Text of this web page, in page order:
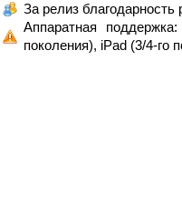
За релиз благодарность
Аппаратная
поколения), iPad (3/4-го